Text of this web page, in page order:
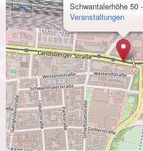
Schwantalerhöhe 50
Veranstaltungen
−